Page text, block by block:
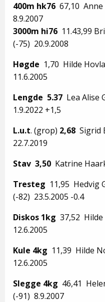
400m hk76 67,10 Anne
8.9.2007
3000m hi76 11.43,99
(-75) 20.9.2008
Høgde 1,70 Hilde
11.6.2005
Lengde 5.37 Lea Alise
1.9.2022 +1,5
L.u.t. (grop) 2,68 Sigrid
22.7.2019
Stav 3,50 Katrine
Tresteg 11,95 Hedvig
(-82) 23.5.2005 -0.4
Diskos 1kg 37,52
12.6.2005
Kule 4kg 11,39 Hilde
12.6.2005
Slegge 4kg 46,41
(-91) 8.9.2007